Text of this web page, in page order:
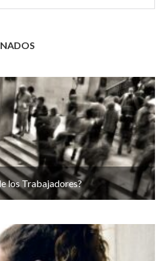
los Trabajadores?